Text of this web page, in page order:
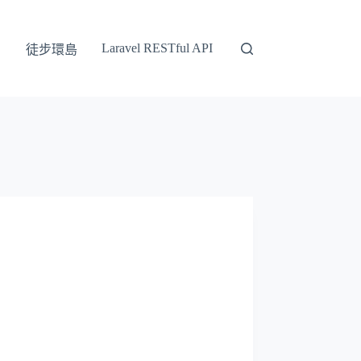
徒步環島 Laravel RESTful API